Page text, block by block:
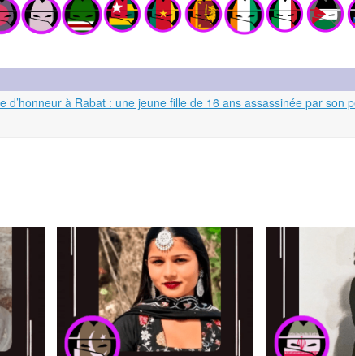
à Rabat : une jeune fille de 16 ans assassinée par son